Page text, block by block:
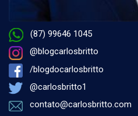
(87) 99646 1045
@blogcarlosbritto
/blogdocarlosbritto
@carlosbritto1
contato@carlosbritto.com